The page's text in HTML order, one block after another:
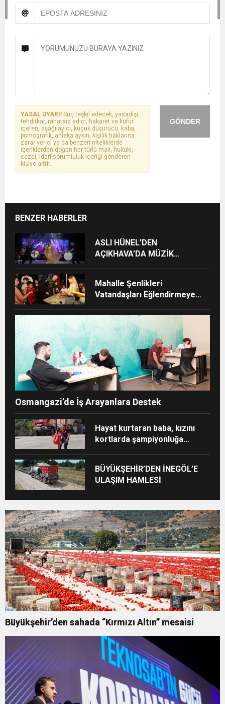
GÖNDER
YASAL UYARI! Suç teşkil edecek, yasadışı,
tehditkar, rahatsız edici, hakaret ve küfür
içeren, aşağılayıcı, küçük düşürücü, kaba,
pornografik, ahlaka aykırı, kişilik haklarına
zarar verici ya da benzeri niteliklerde
içeriklerden doğan her türlü mali, hukuki,
cezai, idari sorumluluk içeriği gönderen
kişiye aittir.
BENZER HABERLER
ASLI HÜNEL’DEN
AÇIKHAVA’DA MÜZİK
Mahalle Şenlikleri
Vatandaşları Eğlendirmeye
Osmangazi’de İş Arayanlara Destek
Hayat kurtaran baba, kızını
kortlarda şampiyonluğa
BÜYÜKŞEHİR’DEN İNEGÖL’E
ULAŞIM HAMLESİ
Büyükşehir’den sahada “Kırmızı Altın” mesaisi